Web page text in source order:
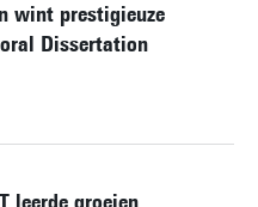
wint prestigieuze
Dissertation